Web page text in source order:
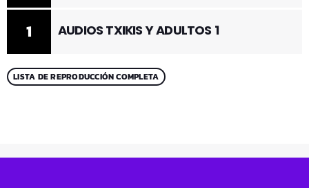
1 AUDIOS TXIKIS Y ADULTOS 1
LISTA DE REPRODUCCIÓN COMPLETA